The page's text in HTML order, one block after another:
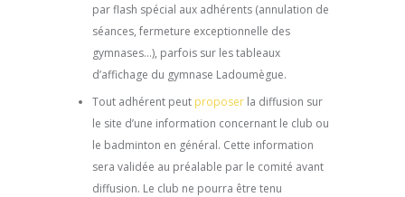
par flash spécial aux adhérents (annulation de
séances, fermeture exceptionnelle des
gymnases…), parfois sur les tableaux
d’affichage du gymnase Ladoumègue.
Tout adhérent peut proposer la diffusion sur
le site d’une information concernant le club ou
le badminton en général. Cette information
sera validée au préalable par le comité avant
diffusion. Le club ne pourra être tenu